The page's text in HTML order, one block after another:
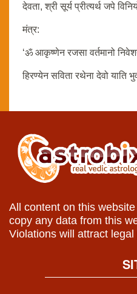
देवता, श्री सूर्य प्रीत्यर्थ जपे
मंत्र:
‘ॐ आकृष्णेन रजसा वर्तमानो
हिरण्येन सविता रथेना देवो याति
All content on this
copy any data from this
Violations will attract legal